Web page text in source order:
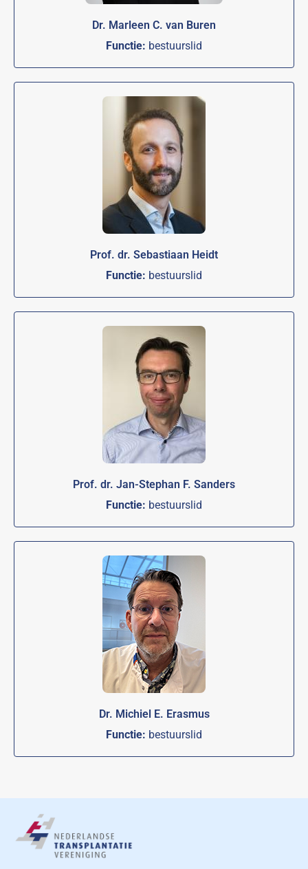
Dr. Marleen C. van Buren
Functie: bestuurslid
Prof. dr. Sebastiaan Heidt
Functie: bestuurslid
Prof. dr. Jan-Stephan F. Sanders
Functie: bestuurslid
Dr. Michiel E. Erasmus
Functie: bestuurslid